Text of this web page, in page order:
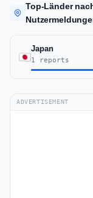
Top-Länder
Japan
1 reports
ADVERTISEMENT